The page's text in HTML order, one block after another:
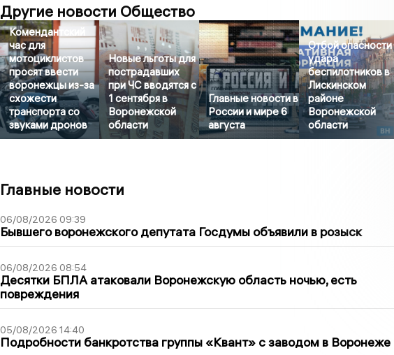
Другие новости Общество
Комендантский
час для
мотоциклистов
просят ввести
воронежцы из-за
схожести
транспорта со
звуками дронов
Новые льготы для
пострадавших
при ЧС вводятся с
1 сентября в
Воронежской
области
Главные новости в
России и мире 6
августа
Отбой опасности
удара
беспилотников в
Лискинском
районе
Воронежской
области
Главные новости
06/08/2026 09:39
Бывшего воронежского депутата Госдумы объявили в розыск
06/08/2026 08:54
Десятки БПЛА атаковали Воронежскую область ночью, есть
повреждения
05/08/2026 14:40
Подробности банкротства группы «Квант» с заводом в Воронеже